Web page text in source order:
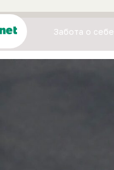
Забота о себе